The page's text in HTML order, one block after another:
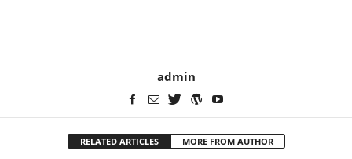
admin
RELATED ARTICLES MORE FROM AUTHOR